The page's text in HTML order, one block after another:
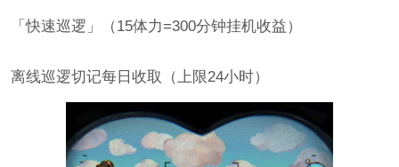
「快速巡逻」（15体力=300分钟挂机收益）
离线巡逻切记每日收取（上限24小时）